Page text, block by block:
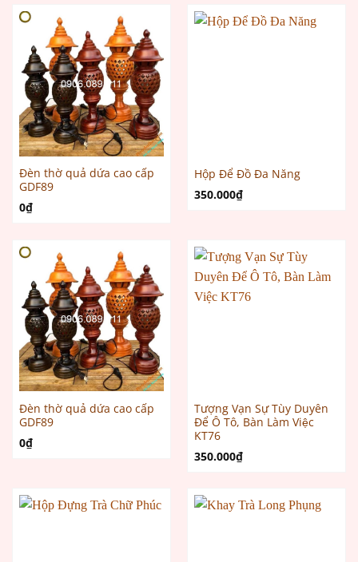
Đèn thờ quả dứa cao cấp
GDF89
0₫
Hộp Để Đồ Đa Năng
350.000₫
Đèn thờ quả dứa cao cấp
GDF89
0₫
Tượng Vạn Sự Tùy Duyên
Để Ô Tô, Bàn Làm Việc
KT76
350.000₫